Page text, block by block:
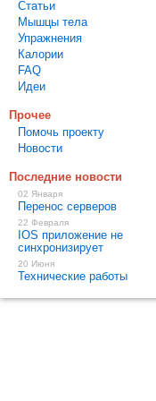
Статьи
Мышцы тела
Упражнения
Калории
FAQ
Идеи
Прочее
Помочь проекту
Новости
Последние новости
02 Января
Перенос серверов
22 Февраля
IOS приложение не
синхронизирует
20 Июня
Технические работы